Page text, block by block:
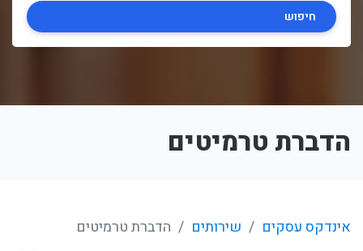
חיפוש
הדברת טרמיטים
אינדקס עסקים שירותים הדברת טרמיטים